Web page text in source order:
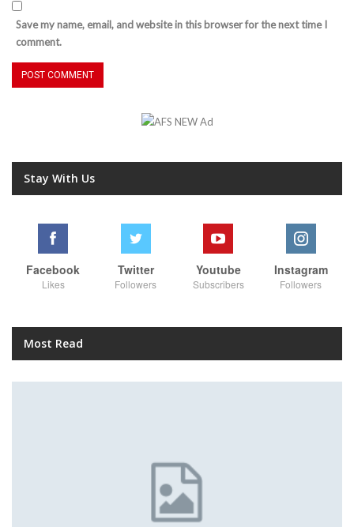
Save my name, email, and website in this browser for the next time I
comment.
Stay With Us
Facebook
Likes
Twitter
Followers
Youtube
Subscribers
Instagram
Followers
Most Read